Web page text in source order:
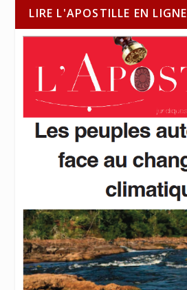
LIRE L'APOSTILLE EN LIGNE